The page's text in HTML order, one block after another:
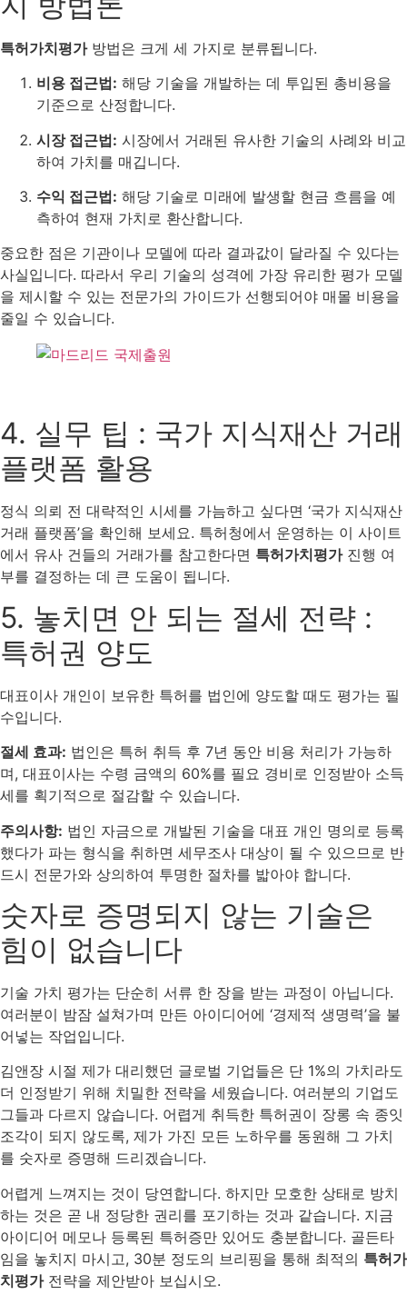
특허가치평가방법은 크게 세 가지로 분류됩니다.
비용 접근법: 해당 기술을 개발하는 데 투입된 총비용을
기준으로 산정합니다.
시장 접근법: 시장에서 거래된 유사한 기술의 사례와 비교
하여 가치를 매깁니다.
수익 접근법: 해당 기술로 미래에 발생할 현금 흐름을 예
측하여 현재 가치로 환산합니다.
중요한 점은 기관이나 모델에 따라 결과값이 달라질 수 있다는
사실입니다. 따라서 우리 기술의 성격에 가장 유리한 평가 모델
을 제시할 수 있는 전문가의 가이드가 선행되어야 매몰 비용을
줄일 수 있습니다.
4. 실무 팁 : 국가 지식재산 거래
플랫폼 활용
정식 의뢰 전 대략적인 시세를 가늠하고 싶다면 ‘국가 지식재산
거래 플랫폼’을 확인해 보세요. 특허청에서 운영하는 이 사이트
에서 유사 건들의 거래가를 참고한다면 특허가치평가진행 여
부를 결정하는 데 큰 도움이 됩니다.
5. 놓치면 안 되는 절세 전략 :
특허권 양도
대표이사 개인이 보유한 특허를 법인에 양도할 때도 평가는 필
수입니다.
절세 효과: 법인은 특허 취득 후 7년 동안 비용 처리가 가능하
며, 대표이사는 수령 금액의 60%를 필요 경비로 인정받아 소득
세를 획기적으로 절감할 수 있습니다.
주의사항: 법인 자금으로 개발된 기술을 대표 개인 명의로 등록
했다가 파는 형식을 취하면 세무조사 대상이 될 수 있으므로 반
드시 전문가와 상의하여 투명한 절차를 밟아야 합니다.
숫자로 증명되지 않는 기술은
힘이 없습니다
기술 가치 평가는 단순히 서류 한 장을 받는 과정이 아닙니다.
여러분이 밤잠 설쳐가며 만든 아이디어에 ‘경제적 생명력’을 불
어넣는 작업입니다.
김앤장 시절 제가 대리했던 글로벌 기업들은 단 1%의 가치라도
더 인정받기 위해 치밀한 전략을 세웠습니다. 여러분의 기업도
그들과 다르지 않습니다. 어렵게 취득한 특허권이 장롱 속 종잇
조각이 되지 않도록, 제가 가진 모든 노하우를 동원해 그 가치
를 숫자로 증명해 드리겠습니다.
어렵게 느껴지는 것이 당연합니다. 하지만 모호한 상태로 방치
하는 것은 곧 내 정당한 권리를 포기하는 것과 같습니다. 지금
아이디어 메모나 등록된 특허증만 있어도 충분합니다. 골든타
임을 놓치지 마시고, 30분 정도의 브리핑을 통해 최적의 특허가
치평가전략을 제안받아 보십시오.